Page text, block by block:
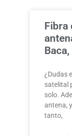
Fibra
¿Dudas
satelital
solo.
antena,
tanto,